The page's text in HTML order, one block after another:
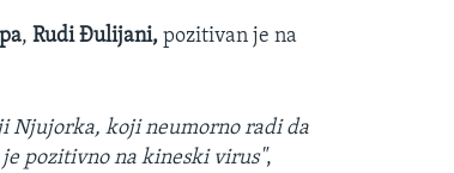
,Rudi Đulijani, pozitivan je na
Njujorka, koji neumorno radi da
pozitivno na kineski virus",